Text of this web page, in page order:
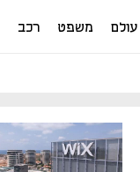
עולם משפט רכב